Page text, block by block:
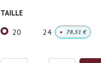
TAILLE
20 24 + 78,51 €